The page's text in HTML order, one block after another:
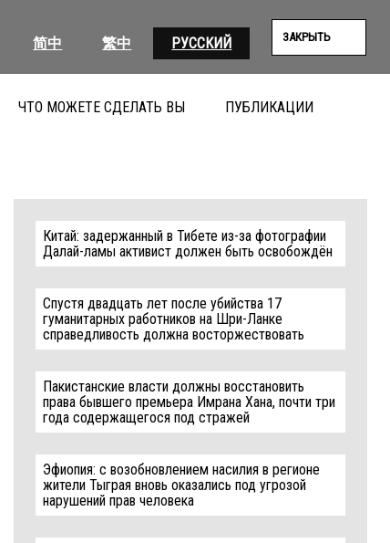
简中 繁中 РУССКИЙ ЗАКРЫТЬ
ЧТО МОЖЕТЕ СДЕЛАТЬ ВЫ ПУБЛИКАЦИИ
Китай: задержанный в Тибете из-за фотографии
Далай-ламы активист должен быть освобождён
Спустя двадцать лет после убийства 17
гуманитарных работников на Шри-Ланке
справедливость должна восторжествовать
Пакистанские власти должны восстановить
права бывшего премьера Имрана Хана, почти три
года содержащегося под стражей
Эфиопия: с возобновлением насилия в регионе
жители Тыграя вновь оказались под угрозой
нарушений прав человека